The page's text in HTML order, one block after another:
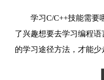
学习C/C++技能需要哪
了兴趣想要去学习编程
的学习途径方法，才能